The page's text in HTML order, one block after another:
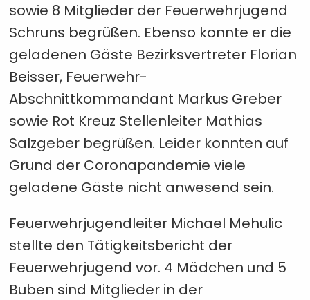
sowie 8 Mitglieder der Feuerwehrjugend
Schruns begrüßen. Ebenso konnte er die
geladenen Gäste Bezirksvertreter Florian
Beisser, Feuerwehr-
Abschnittkommandant Markus Greber
sowie Rot Kreuz Stellenleiter Mathias
Salzgeber begrüßen. Leider konnten auf
Grund der Coronapandemie viele
geladene Gäste nicht anwesend sein.
Feuerwehrjugendleiter Michael Mehulic
stellte den Tätigkeitsbericht der
Feuerwehrjugend vor. 4 Mädchen und 5
Buben sind Mitglieder in der